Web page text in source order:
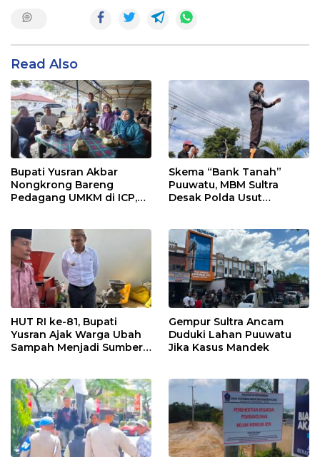
Read Also
Bupati Yusran Akbar
Nongkrong Bareng
Pedagang UMKM di ICP,
Kerakyatan
Skema “Bank Tanah”
Puuwatu, MBM Sultra
Desak Polda Usut
HUT RI ke-81, Bupati
Yusran Ajak Warga Ubah
Sampah Menjadi Sumber
Gempur Sultra Ancam
Duduki Lahan Puuwatu
Jika Kasus Mandek